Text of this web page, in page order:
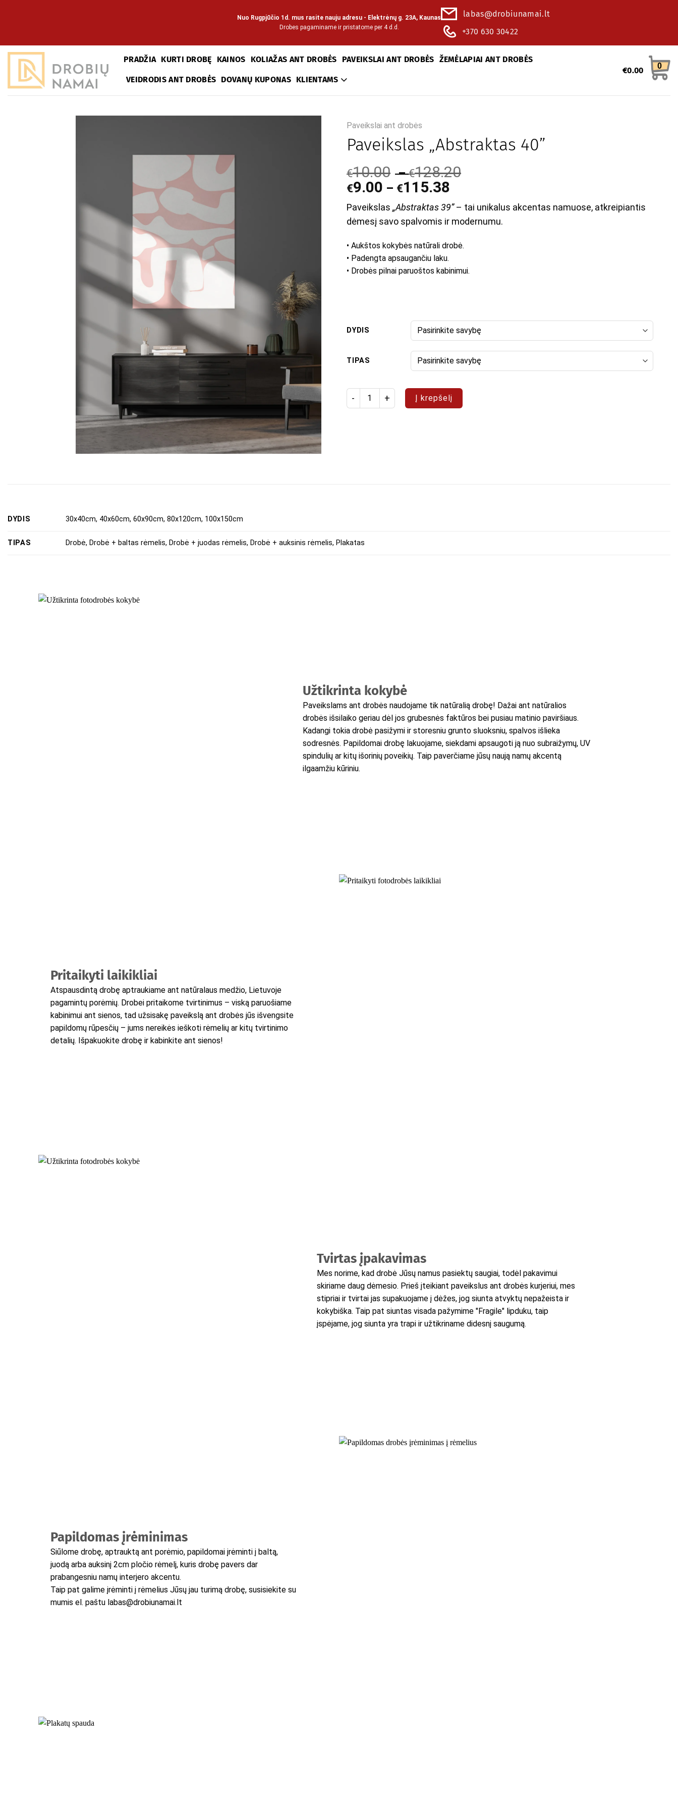
Nuo Rugpjūčio 1d. mus rasite nauju adresu - Elektrėnų g. 23A, Kaunas
Drobes pagaminame ir pristatome per 4 d.d.
labas@drobiunamai.lt
+370 630 30422
PRADŽIA KURTI DROBĘ KAINOS KOLIAŽAS ANT DROBĖS PAVEIKSLAI ANT DROBĖS ŽEMĖLAPIAI ANT DROBĖS
VEIDRODIS ANT DROBĖS DOVANŲ KUPONAS KLIENTAMS
€0.00 0
Paveikslai ant drobės
Paveikslas „Abstraktas 40”
€10.00 –€128.20
€9.00 – €115.38
Paveikslas „Abstraktas 39”– tai unikalus akcentas namuose, atkreipiantis
dėmesį savo spalvomis ir modernumu.
• Aukštos kokybės natūrali drobė.
• Padengta apsaugančiu laku.
• Drobės pilnai paruoštos kabinimui.
DYDIS
TIPAS
produkto kiekis: Paveikslas "Abstraktas 40"
Į krepšelį
DYDIS 30x40cm, 40x60cm, 60x90cm, 80x120cm, 100x150cm
TIPAS Drobė, Drobė + baltas rėmelis, Drobė + juodas rėmelis, Drobė + auksinis rėmelis, Plakatas
Užtikrinta kokybė
Paveikslams ant drobės naudojame tik natūralią drobę! Dažai ant natūralios
drobės išsilaiko geriau dėl jos grubesnės faktūros bei pusiau matinio paviršiaus.
Kadangi tokia drobė pasižymi ir storesniu grunto sluoksniu, spalvos išlieka
sodresnės. Papildomai drobę lakuojame, siekdami apsaugoti ją nuo subraižymų, UV
spindulių ar kitų išorinių poveikių. Taip paverčiame jūsų naują namų akcentą
ilgaamžiu kūriniu.
Pritaikyti laikikliai
Atspausdintą drobę aptraukiame ant natūralaus medžio, Lietuvoje
pagamintų porėmių. Drobei pritaikome tvirtinimus – viską paruošiame
kabinimui ant sienos, tad užsisakę paveikslą ant drobės jūs išvengsite
papildomų rūpesčių – jums nereikės ieškoti rėmelių ar kitų tvirtinimo
detalių. Išpakuokite drobę ir kabinkite ant sienos!
Tvirtas įpakavimas
Mes norime, kad drobė Jūsų namus pasiektų saugiai, todėl pakavimui
skiriame daug dėmesio. Prieš įteikiant paveikslus ant drobės kurjeriui, mes
stipriai ir tvirtai jas supakuojame į dėžes, jog siunta atvyktų nepažeista ir
kokybiška. Taip pat siuntas visada pažymime "Fragile" lipduku, taip
įspėjame, jog siunta yra trapi ir užtikriname didesnį saugumą.
Papildomas įrėminimas
Siūlome drobę, aptrauktą ant porėmio, papildomai įrėminti į baltą,
juodą arba auksinį 2cm pločio rėmelį, kuris drobę pavers dar
prabangesniu namų interjero akcentu.
Taip pat galime įrėminti į rėmelius Jūsų jau turimą drobę, susisiekite su
mumis el. paštu labas@drobiunamai.lt